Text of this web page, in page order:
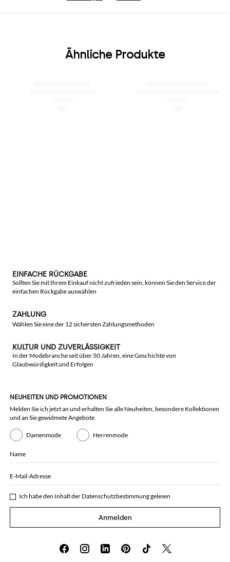
Ähnliche Produkte
EINFACHE RÜCKGABE
Sollten Sie mit Ihrem Einkauf nicht zufrieden sein, können Sie den Service der
einfachen Rückgabe auswählen
ZAHLUNG
Wählen Sie eine der 12 sichersten Zahlungsmethoden
KULTUR UND ZUVERLÄSSIGKEIT
In der Modebranche seit über 50 Jahren, eine Geschichte von
Glaubwürdigkeit und Erfolgen
NEUHEITEN UND PROMOTIONEN
Melden Sie ich jetzt an und erhalten Sie alle Neuheiten, besondere Kollektionen
und an Sie gewidmete Angebote.
Damenmode Herrenmode
Name
E-Mail-Adresse
Ich habe den Inhalt der Datenschutzbestimmunggelesen
Anmelden